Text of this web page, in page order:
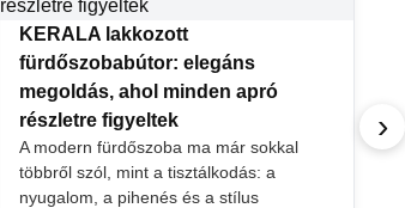
KERALA lakkozott
fürdőszobabútor: elegáns
megoldás, ahol minden apró
részletre figyeltek
A modern fürdőszoba ma már sokkal
többről szól, mint a tisztálkodás: a
nyugalom, a pihenés és a stílus
›